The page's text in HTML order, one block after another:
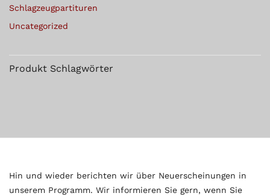
Schlagzeugpartituren
Uncategorized
Produkt Schlagwörter
Hin und wieder berichten wir über Neuerscheinungen in
unserem Programm. Wir informieren Sie gern, wenn Sie